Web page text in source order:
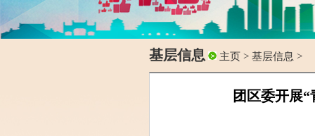
基层信息 主页> 基层信息 >
团区委开展